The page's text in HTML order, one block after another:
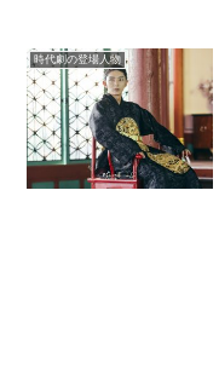
時代劇の登場人物